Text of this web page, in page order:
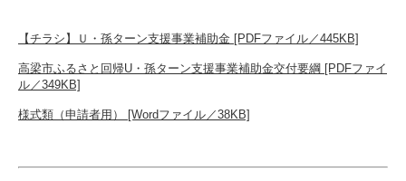
【チラシ】Ｕ・孫ターン支援事業補助金 [PDFファイル／445KB]
高梁市ふるさと回帰U・孫ターン支援事業補助金交付要綱 [PDFファイ
ル／349KB]
様式類（申請者用） [Wordファイル／38KB]